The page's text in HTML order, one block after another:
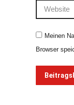
Website
Meinen
Browser